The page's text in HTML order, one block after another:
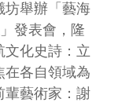
坊舉辦「藝海
發表會，隆
化史詩：立
在各自領域為
輩藝術家：謝